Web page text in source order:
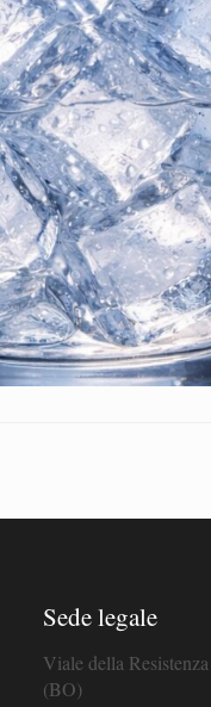
Sede legale
Viale della
(BO)